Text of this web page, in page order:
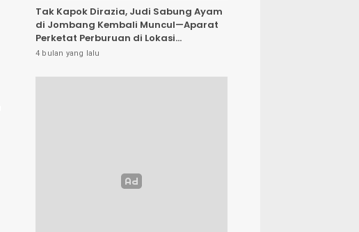
Tak Kapok Dirazia, Judi Sabung Ayam
di Jombang Kembali Muncul—Aparat
Perketat Perburuan di Lokasi
Tersembunyi
4 bulan yang lalu